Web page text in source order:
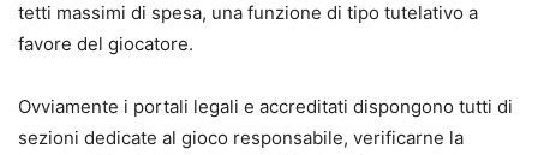
tetti massimi di spesa, una funzione di tipo tutelativo a
favore del giocatore.
Ovviamente i portali legali e accreditati dispongono tutti di
sezioni dedicate al gioco responsabile, verificarne la